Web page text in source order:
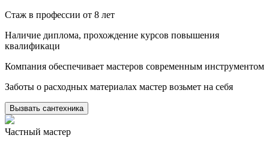
Стаж в профессии от 8 лет
Наличие диплома, прохождение курсов повышения
квалификаци
Компания обеспечивает мастеров современным инструментом
Заботы о расходных материалах мастер возьмет на себя
Вызвать сантехника
Частный мастер